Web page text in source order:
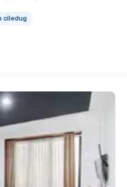
ciledug